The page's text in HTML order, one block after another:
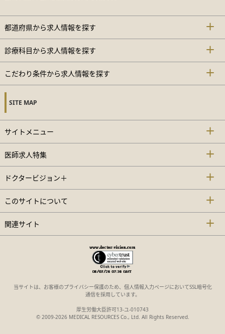
都道府県から求人情報を探す
診療科目から求人情報を探す
こだわり条件から求人情報を探す
SITE MAP
サイトメニュー
医師求人特集
ドクタービジョン＋
このサイトについて
関連サイト
当サイトは、お客様のプライバシー保護のため、個人情報入力ページにおいてSSL暗号化
通信を採用しています。
厚生労働大臣許可13-ユ-010743
© 2009-2026 MEDICAL RESOURCES Co., Ltd. All Rights Reserved.